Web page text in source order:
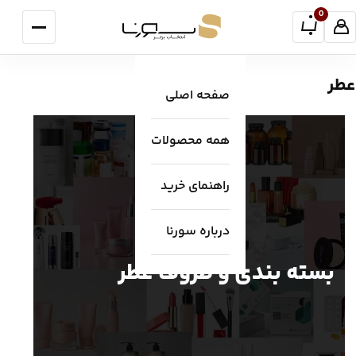
رفتن به محتوا
0
صفحه اصلی
همه محصولات
راهنمای خرید
درباره سورنا
عطر
بسته بندی و ظروف عطر